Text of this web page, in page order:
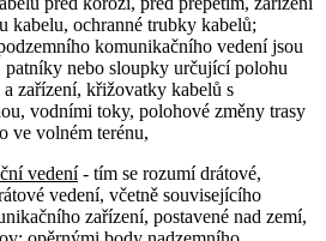
kabelu, ochranné trubky kabelů;
komunikačního vedení jsou
patníky nebo sloupky určující polohu
zařízení, křižovatky kabelů s
vodními toky, polohové změny trasy
ve volném terénu,
vedení- tím se rozumí drátové,
vedení, včetně souvisejícího
zařízení, postavené nad zemí,